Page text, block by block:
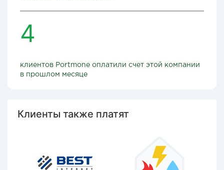
4
клиентов Portmone оплатили счет этой компании
в прошлом месяце
Клиенты также платят